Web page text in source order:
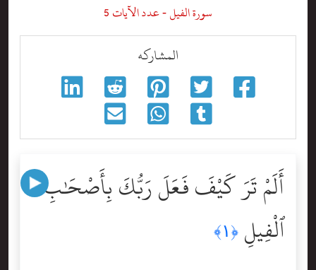
سورة الفيل - عدد الآيات 5
المشاركه
أَلَمْ تَرَ كَيْفَ فَعَلَ رَبُّكَ بِأَصْحَٰبِ
ٱلْفِيلِ ﴿١﴾